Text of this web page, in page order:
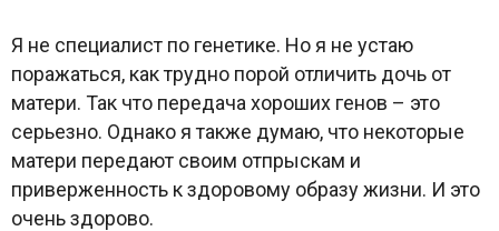
Я не специалист по генетике. Но я не устаю
поражаться, как трудно порой отличить дочь от
матери. Так что передача хороших генов – это
серьезно. Однако я также думаю, что некоторые
матери передают своим отпрыскам и
приверженность к здоровому образу жизни. И это
очень здорово.